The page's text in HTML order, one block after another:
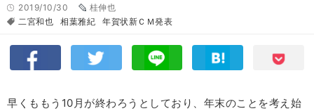
2019/10/30
桂伸也
二宮和也
相葉雅紀 年賀状新ＣＭ発表
早くももう10月が終わろうとしており、年末のことを考え始